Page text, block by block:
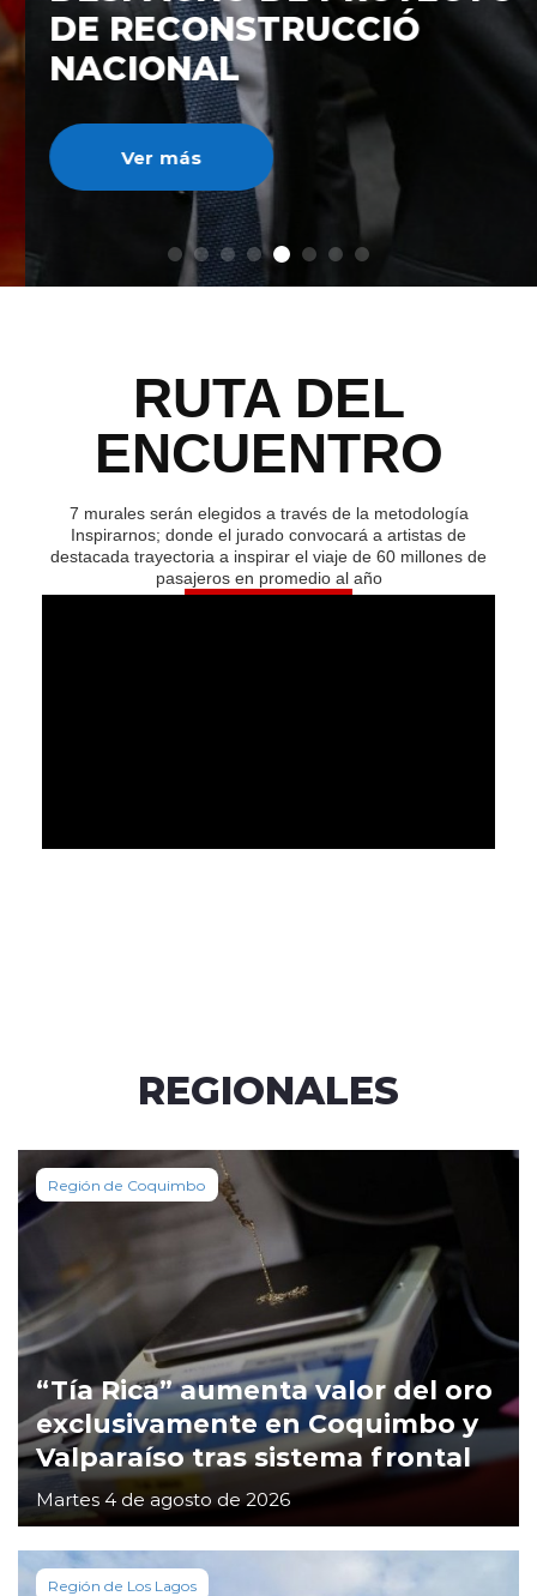
DE RECONSTRUCCIÓ
NACIONAL
Ver más
RUTA DEL
ENCUENTRO
7 murales serán elegidos a través de la metodología
Inspirarnos; donde el jurado convocará a artistas de
destacada trayectoria a inspirar el viaje de 60 millones de
pasajeros en promedio al año
REGIONALES
Región de Coquimbo
“Tía Rica” aumenta valor del oro
exclusivamente en Coquimbo y
Valparaíso tras sistema frontal
Martes 4 de agosto de 2026
Región de Los Lagos